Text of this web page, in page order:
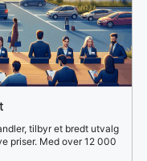
tilbyr et bredt utvalg
priser. Med over 12 000